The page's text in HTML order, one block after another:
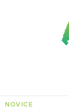
NOVICE